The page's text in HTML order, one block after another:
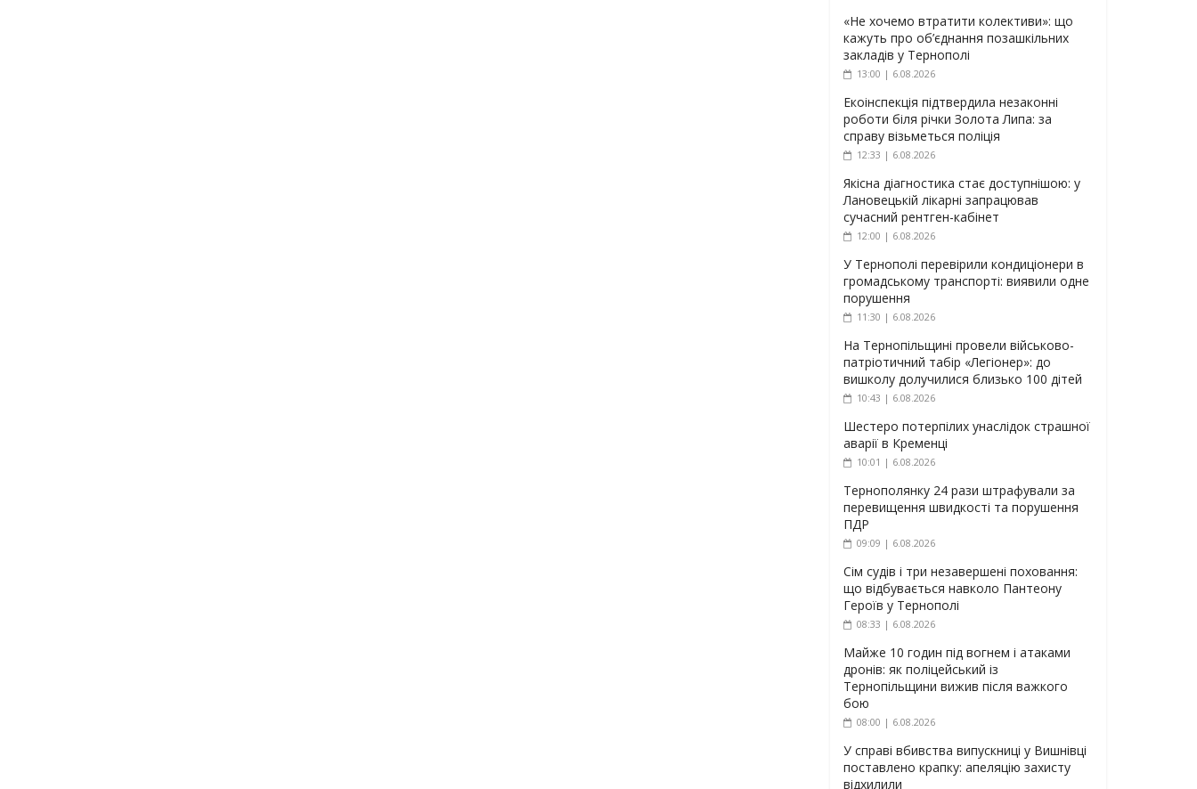
«Не хочемо втратити колективи»: що
кажуть про об’єднання позашкільних
закладів у Тернополі
13:00 | 6.08.2026
Екоінспекція підтвердила незаконні
роботи біля річки Золота Липа: за
справу візьметься поліція
12:33 | 6.08.2026
Якісна діагностика стає доступнішою: у
Лановецькій лікарні запрацював
сучасний рентген-кабінет
12:00 | 6.08.2026
У Тернополі перевірили кондиціонери в
громадському транспорті: виявили одне
порушення
11:30 | 6.08.2026
На Тернопільщині провели військово-
патріотичний табір «Легіонер»: до
вишколу долучилися близько 100 дітей
10:43 | 6.08.2026
Шестеро потерпілих унаслідок страшної
аварії в Кременці
10:01 | 6.08.2026
Тернополянку 24 рази штрафували за
перевищення швидкості та порушення
ПДР
09:09 | 6.08.2026
Сім судів і три незавершені поховання:
що відбувається навколо Пантеону
Героїв у Тернополі
08:33 | 6.08.2026
Майже 10 годин під вогнем і атаками
дронів: як поліцейський із
Тернопільщини вижив після важкого
бою
08:00 | 6.08.2026
У справі вбивства випускниці у Вишнівці
поставлено крапку: апеляцію захисту
відхилили